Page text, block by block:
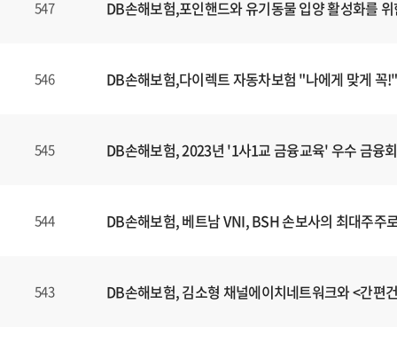
547 DB손해보험,포인핸드와 유기동물 입양 활성화를
546 DB손해보험,다이렉트 자동차보험 "나에게 맞게 꼭
545 DB손해보험, 2023년 '1사1교 금융교육' 우수 금융
544 DB손해보험, 베트남 VNI, BSH 손보사의 최대주주
543 DB손해보험, 김소형 채널에이치네트워크와 <간편